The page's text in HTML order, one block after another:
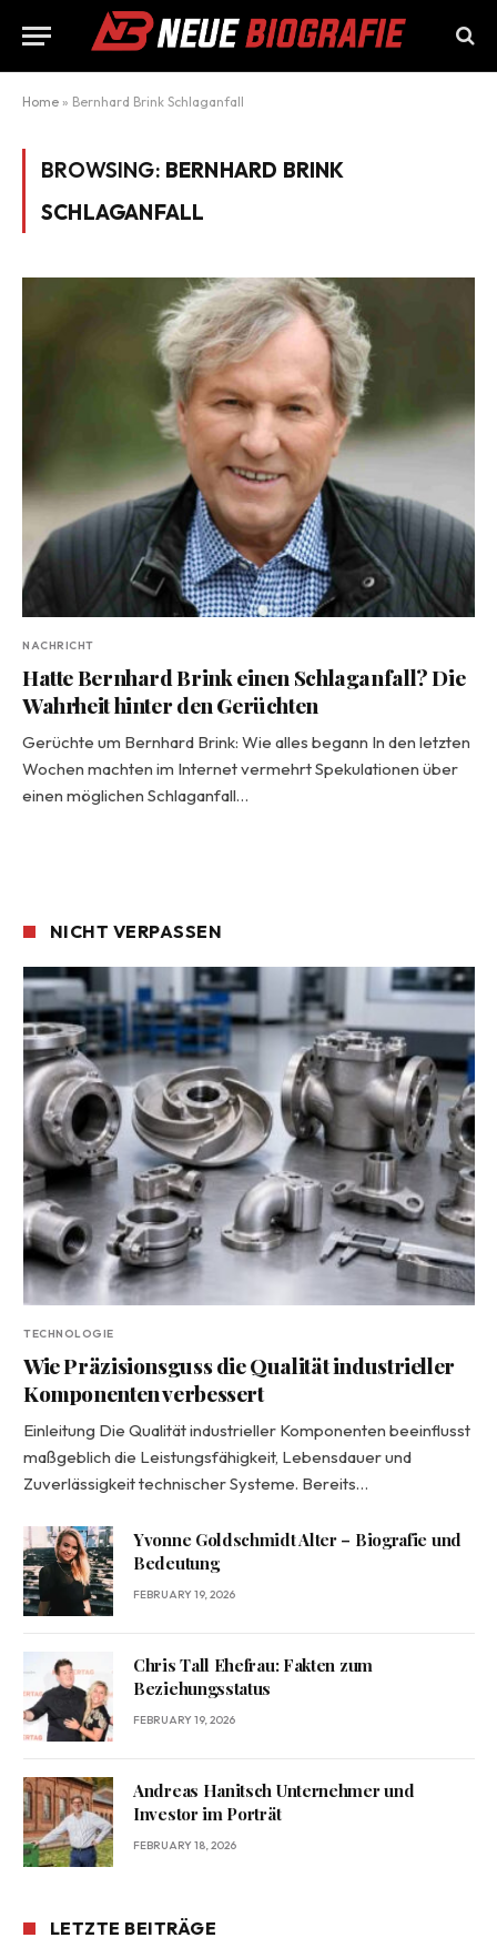
Home » Bernhard Brink Schlaganfall
BROWSING: BERNHARD BRINK
SCHLAGANFALL
NACHRICHT
Hatte Bernhard Brink einen Schlaganfall? Die
Wahrheit hinter den Gerüchten
Gerüchte um Bernhard Brink: Wie alles begann In den letzten
Wochen machten im Internet vermehrt Spekulationen über
einen möglichen Schlaganfall…
NICHT VERPASSEN
TECHNOLOGIE
Wie Präzisionsguss die Qualität industrieller
Komponenten verbessert
Einleitung Die Qualität industrieller Komponenten beeinflusst
maßgeblich die Leistungsfähigkeit, Lebensdauer und
Zuverlässigkeit technischer Systeme. Bereits…
Yvonne Goldschmidt Alter – Biografie und
Bedeutung
FEBRUARY 19, 2026
Chris Tall Ehefrau: Fakten zum
Beziehungsstatus
FEBRUARY 19, 2026
Andreas Hanitsch Unternehmer und
Investor im Porträt
FEBRUARY 18, 2026
LETZTE BEITRÄGE